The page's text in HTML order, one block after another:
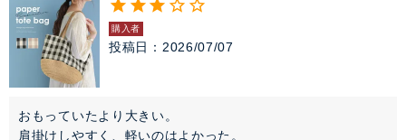
購入者
投稿日 2026/07/07
おもっていたより大きい。